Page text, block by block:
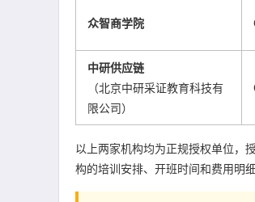
众智商学院
中研供应链
（北京中研采证教育科技有
限公司）
以上两家机构均为正规授权单位，
构的培训安排、开班时间和费用明